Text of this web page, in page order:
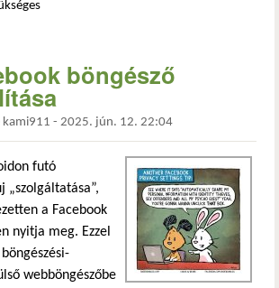
böngésző
kami911 - 2025. jún. 12. 22:04
futó
„szolgáltatása”,
a Facebook
nyitja meg. Ezzel
webböngészőbe